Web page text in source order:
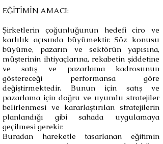
EĞİTİMİN AMACI:
Şirketlerin çoğunluğunun hedefi ciro ve
karlılık açısında büyümektir. Söz konusu
büyüme, pazarın ve sektörün yapısına,
müşterinin ihtiyaçlarına, rekabetin şiddetine
ve satış ve pazarlama kadrosunun
göstereceği performansa göre
değiştirmektedir. Bunun için satış ve
pazarlama için doğru ve uyumlu stratejiler
belirlenmesi ve kararlaştırılan stratejilerin
planlandığı gibi sahada uygulamaya
geçilmesi gerekir.
Buradan hareketle tasarlanan eğitimin